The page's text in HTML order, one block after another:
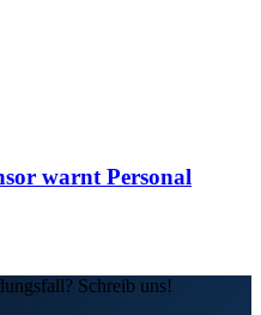
warnt Personal
Schreib uns!